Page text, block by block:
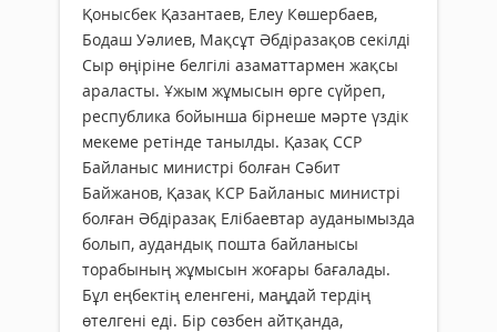
Қонысбек Қазантаев, Елеу Көшербаев,
Бодаш Уәлиев, Мақсұт Әбдіразақов секілді
Сыр өңіріне белгілі азаматтармен жақсы
араласты. Ұжым жұмысын өрге сүйреп,
республика бойынша бірнеше мәрте үздік
мекеме ретінде танылды. Қазақ ССР
Байланыс министрі болған Сәбит
Байжанов, Қазақ КCP Байланыс министрі
болған Әбдіразақ Елібаевтар ауданымызда
болып, аудандық пошта байланысы
торабының жұмысын жоғары бағалады.
Бұл еңбектің еленгені, маңдай тердің
өтелгені еді. Бір сөзбен айтқанда,